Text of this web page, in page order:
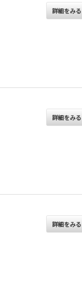
詳細をみる
詳細をみる
詳細をみる